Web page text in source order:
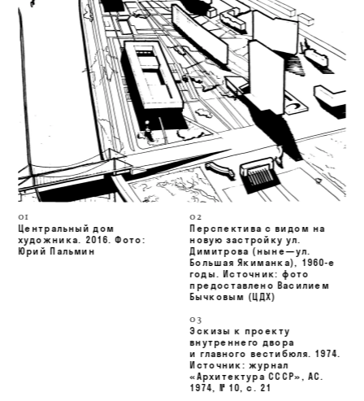
01
Центральный дом
художника. 2016. Фото:
Юрий Пальмин
02
Перспектива с видом на
новую застройку ул.
Димитрова (ныне—ул.
Большая Якиманка), 1960-е
годы. Источник: фото
предоставлено Василием
Бычковым (ЦДХ)
03
Эскизы к проекту
внутреннего двора
и главного вестибюля. 1974.
Источник: журнал
«Архитектура СССР», АС.
1974, № 10, с. 21